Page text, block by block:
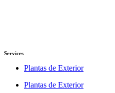
Services
Plantas de Exterior
Plantas de Exterior